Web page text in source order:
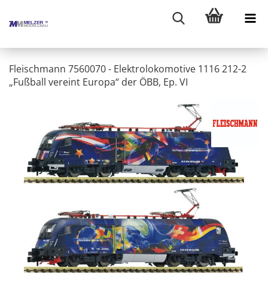
Fleischmann 7560070 - Elektrolokomotive 1116 212-2
„Fußball vereint Europa“ der ÖBB, Ep. VI